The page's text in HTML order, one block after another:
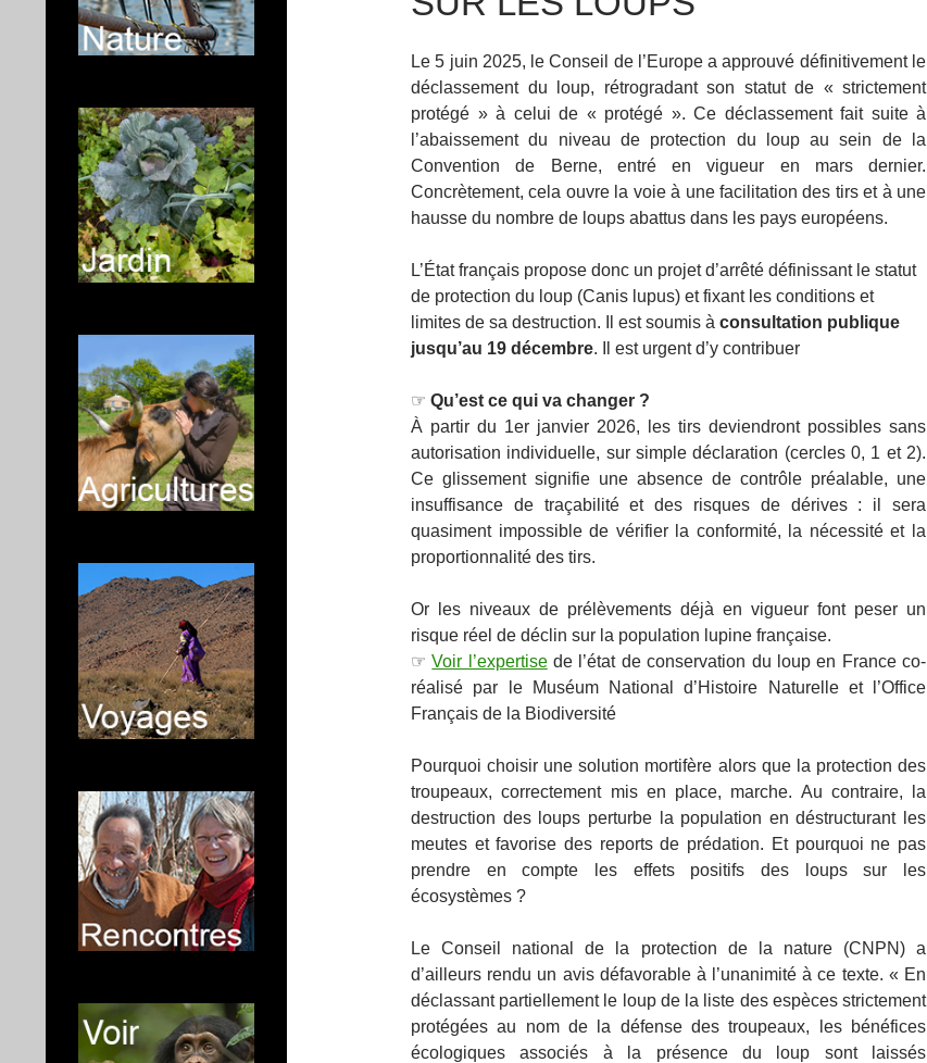
Le 5 juin 2025, le Conseil de l’Europe a approuvé définitivement le
déclassement du loup, rétrogradant son statut de « strictement
protégé » à celui de « protégé ». Ce déclassement fait suite à
l’abaissement du niveau de protection du loup au sein de la
Convention de Berne, entré en vigueur en mars dernier.
Concrètement, cela ouvre la voie à une facilitation des tirs et à une
hausse du nombre de loups abattus dans les pays européens.
L’État français propose donc un projet d’arrêté définissant le statut
de protection du loup (Canis lupus) et fixant les conditions et
limites de sa destruction. Il est soumis à consultation publique
jusqu’au 19 décembre. Il est urgent d’y contribuer
☞ Qu’est ce qui va changer ?
À partir du 1er janvier 2026, les tirs deviendront possibles sans
autorisation individuelle, sur simple déclaration (cercles 0, 1 et 2).
Ce glissement signifie une absence de contrôle préalable, une
insuffisance de traçabilité et des risques de dérives : il sera
quasiment impossible de vérifier la conformité, la nécessité et la
proportionnalité des tirs.
Or les niveaux de prélèvements déjà en vigueur font peser un
risque réel de déclin sur la population lupine française.
☞Voir l’expertisede l’état de conservation du loup en France co-
réalisé par le Muséum National d’Histoire Naturelle et l’Office
Français de la Biodiversité
Pourquoi choisir une solution mortifère alors que la protection des
troupeaux, correctement mis en place, marche. Au contraire, la
destruction des loups perturbe la population en déstructurant les
meutes et favorise des reports de prédation. Et pourquoi ne pas
prendre en compte les effets positifs des loups sur les
écosystèmes ?
Le Conseil national de la protection de la nature (CNPN) a
d’ailleurs rendu un avis défavorable à l’unanimité à ce texte. « En
déclassant partiellement le loup de la liste des espèces strictement
protégées au nom de la défense des troupeaux, les bénéfices
écologiques associés à la présence du loup sont laissés